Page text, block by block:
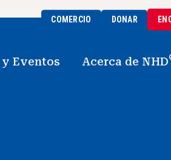
COMERCIO DONAR
Eventos Acerca de NHD